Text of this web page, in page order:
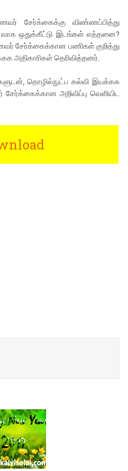
சேர்க்கைக்கு விண்ணப்பித்து
ஒதுக்கீட்டு இடங்கள் எத்தனை?
சேர்க்கைக்கான பணிகள் குறித்து
அதிகாரிகள் தெரிவித்தனர்.
தொழில்நுட்ப கல்வி இயக்கக
அறிவிப்பு வெளியிட